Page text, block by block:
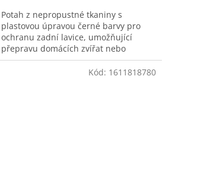
Potah z nepropustné tkaniny s
plastovou úpravou černé barvy pro
ochranu zadní lavice, umožňující
přepravu domácích zvířat nebo
znečištěných předmětů.
Kód: 1611818780